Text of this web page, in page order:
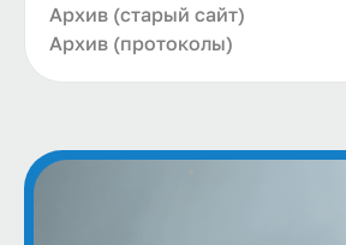
Архив (старый сайт)
Архив (протоколы)